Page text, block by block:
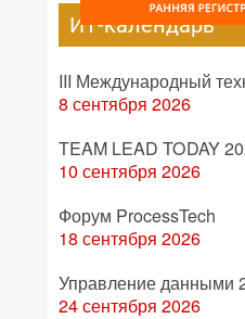
ИТ-календарь
III Международный
8 сентября 2026
TEAM LEAD TODAY
10 сентября 2026
Форум ProcessTech
18 сентября 2026
Управление данными
24 сентября 2026